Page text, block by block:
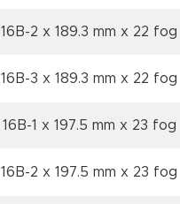
16B-2 x 189.3 mm x 22 fog
16B-3 x 189.3 mm x 22 fog
16B-1 x 197.5 mm x 23 fog
16B-2 x 197.5 mm x 23 fog